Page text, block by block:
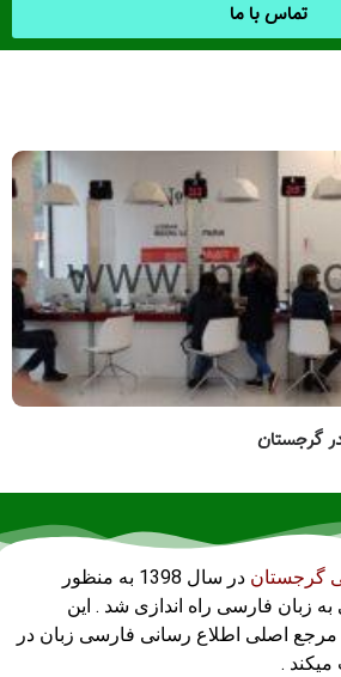
تماس با ما
گرجستان
گرجستان
در سال 1398 به منظور
به زبان فارسی راه اندازی شد . این
مرجع اصلی اطلاع رسانی فارسی زبان در
.